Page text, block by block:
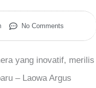
No Comments
yang inovatif, merilis
– Laowa Argus